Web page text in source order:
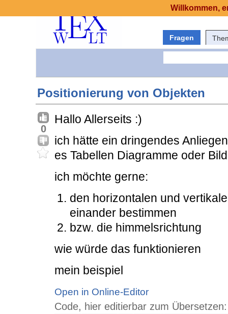
Fragen
Positionierung von Objekten
0
Hallo Allerseits :)
ich hätte ein dringendes
es Tabellen Diagramme oder
ich möchte gerne:
den horizontalen und
einander bestimmen
bzw. die himmelsrichtung
wie würde das funktionieren
mein beispiel
Open in Online-Editor
Code, hier editierbar zum Übersetzen:
Willkommen,